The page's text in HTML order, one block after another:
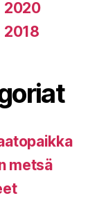
2020
2018
metsä